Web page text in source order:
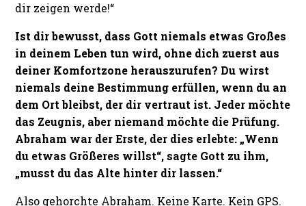
dir zeigen werde!“
Ist dir bewusst, dass Gott niemals etwas Großes
in deinem Leben tun wird, ohne dich zuerst aus
deiner Komfortzone herauszurufen? Du wirst
niemals deine Bestimmung erfüllen, wenn du an
dem Ort bleibst, der dir vertraut ist. Jeder möchte
das Zeugnis, aber niemand möchte die Prüfung.
Abraham war der Erste, der dies erlebte: „Wenn
du etwas Größeres willst“, sagte Gott zu ihm,
„musst du das Alte hinter dir lassen.“
Also gehorchte Abraham. Keine Karte. Kein GPS.